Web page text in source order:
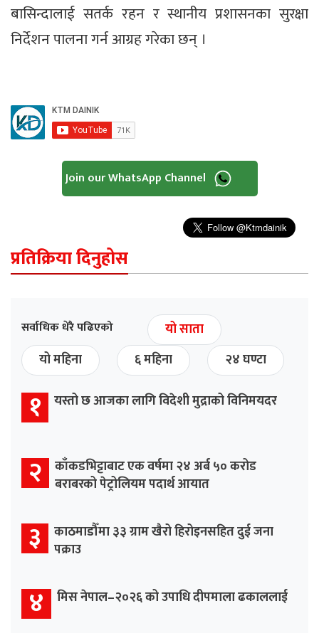
बासिन्दालाई सतर्क रहन र स्थानीय प्रशासनका सुरक्षा
निर्देशन पालना गर्न आग्रह गरेका छन् ।
Join our WhatsApp Channel
प्रतिक्रिया दिनुहोस
सर्वाधिक धेरै पढिएको
यो साता
यो महिना
६ महिना २४ घण्टा
१ यस्तो छ आजका लागि विदेशी मुद्राको विनिमयदर
२ काँकडभिट्टाबाट एक वर्षमा २४ अर्ब ५० करोड
बराबरको पेट्रोलियम पदार्थ आयात
३ काठमाडौँमा ३३ ग्राम खैरो हिरोइनसहित दुई जना
पक्राउ
४ मिस नेपाल–२०२६ को उपाधि दीपमाला ढकाललाई